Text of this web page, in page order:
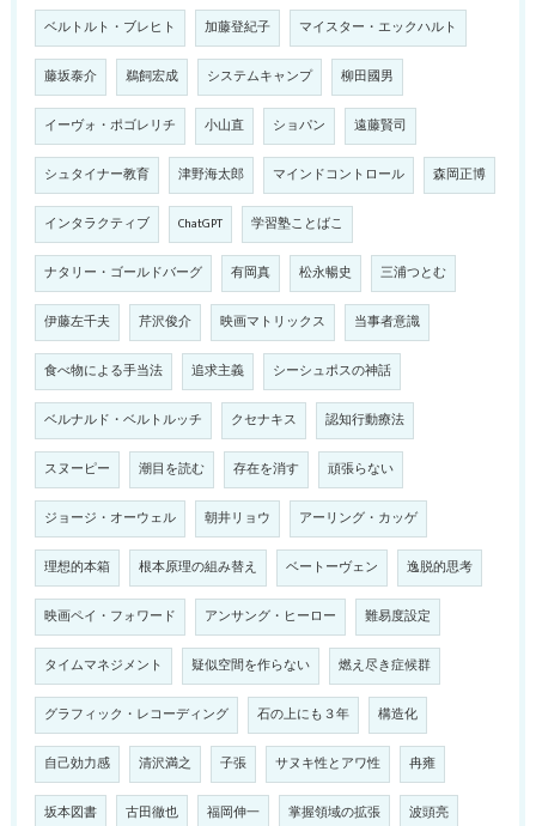
ベルトルト・ブレヒト 加藤登紀子 マイスター・エックハルト
藤坂泰介 鵜飼宏成 システムキャンプ 柳田國男
イーヴォ・ポゴレリチ 小山直 ショパン 遠藤賢司
シュタイナー教育 津野海太郎 マインドコントロール 森岡正博
インタラクティブ ChatGPT 学習塾ことばこ
ナタリー・ゴールドバーグ 有岡真 松永暢史 三浦つとむ
伊藤左千夫 芹沢俊介 映画マトリックス 当事者意識
食べ物による手当法 追求主義 シーシュポスの神話
ベルナルド・ベルトルッチ クセナキス 認知行動療法
スヌーピー 潮目を読む 存在を消す 頑張らない
ジョージ・オーウェル 朝井リョウ アーリング・カッゲ
理想的本箱 根本原理の組み替え ベートーヴェン 逸脱的思考
映画ペイ・フォワード アンサング・ヒーロー 難易度設定
タイムマネジメント 疑似空間を作らない 燃え尽き症候群
グラフィック・レコーディング 石の上にも３年 構造化
自己効力感 清沢満之 子張 サヌキ性とアワ性 冉雍
坂本図書 古田徹也 福岡伸一 掌握領域の拡張 波頭亮